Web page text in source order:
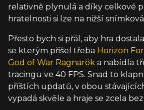
relativně plynulá a díky celkové
hratelnosti si lze na nižší
Přesto bych si přál, aby hra
se kterým přišel třeba Horizon
God of War Ragnarök a nabídla
tracingu ve 40 FPS. Snad to
příštích updatů, v obou
vypadá skvěle a hraje se zcela